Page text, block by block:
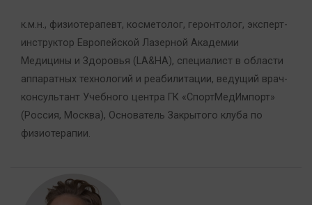
к.м.н., физиотерапевт, косметолог, геронтолог, эксперт-
инструктор Европейской Лазерной Академии
Медицины и Здоровья (LA&HA), специалист в области
аппаратных технологий и реабилитации, ведущий врач-
консультант Учебного центра ГК «СпортМедИмпорт»
(Россия, Москва), Основатель Закрытого клуба по
физиотерапии.